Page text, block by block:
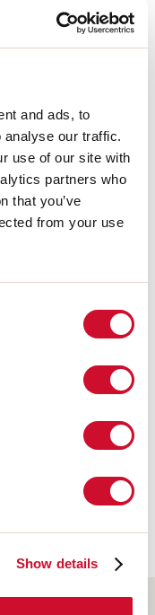
and ads, to
analyse our traffic.
use of our site with
partners who
that you’ve
from your use
Show details
in
62471:2010-01, IEC TR